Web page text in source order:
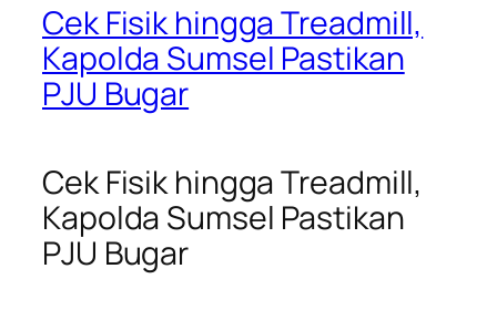
Cek Fisik hingga Treadmill,
Kapolda Sumsel Pastikan
PJU Bugar
Cek Fisik hingga Treadmill,
Kapolda Sumsel Pastikan
PJU Bugar